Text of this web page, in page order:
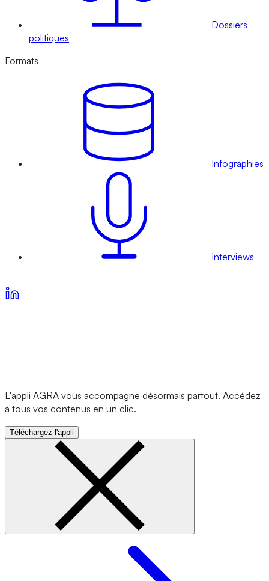
Dossiers
politiques
Formats
Infographies
Interviews
L'appli AGRA vous accompagne désormais partout. Accédez
à tous vos contenus en un clic.
Téléchargez l'appli